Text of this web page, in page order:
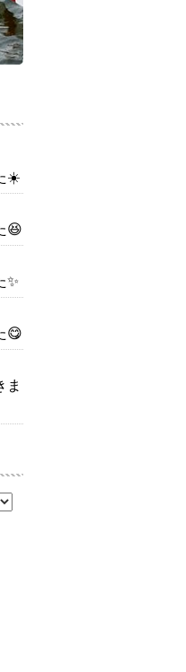
☀️
😆
✨
😋
ま